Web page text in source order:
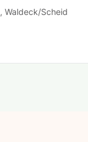
, Waldeck/Scheid